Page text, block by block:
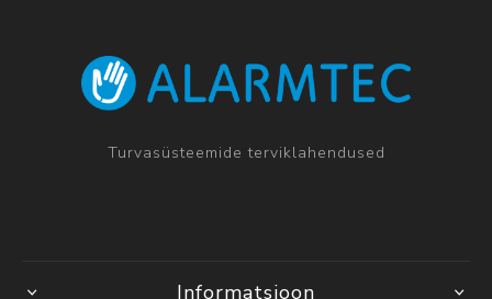
Turvasüsteemide terviklahendused
Informatsioon